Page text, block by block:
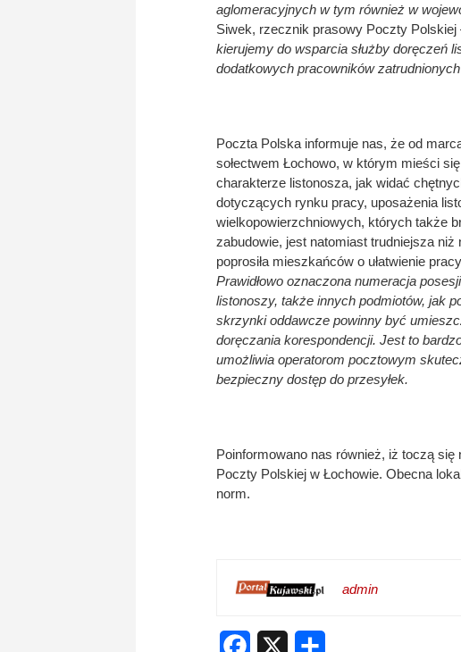
aglomeracyjnych w tym również w
Siwek, rzecznik prasowy Poczty Polskiej
kierujemy do wsparcia służby doręczeń
dodatkowych pracowników
Poczta Polska informuje nas, że od
sołectwem Łochowo, w którym mieści
charakterze listonosza, jak widać
dotyczących rynku pracy, uposażenia
wielkopowierzchniowych, których także
zabudowie, jest natomiast trudniejsza
poprosiła mieszkańców o ułatwienie
Prawidłowo oznaczona numeracja
listonoszy, także innych podmiotów, jak
skrzynki oddawcze powinny być
doręczania korespondencji. Jest to
umożliwia operatorom pocztowym
bezpieczny dostęp do przesyłek.
Poinformowano nas również, iż toczą
Poczty Polskiej w Łochowie. Obecna
norm.
admin
Facebook